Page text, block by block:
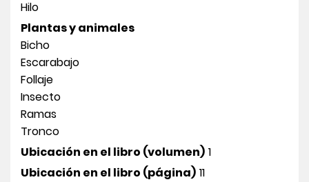
Hilo
Plantas y animales
Bicho
Escarabajo
Follaje
Insecto
Ramas
Tronco
Ubicación en el libro (volumen) 1
Ubicación en el libro (página) 11